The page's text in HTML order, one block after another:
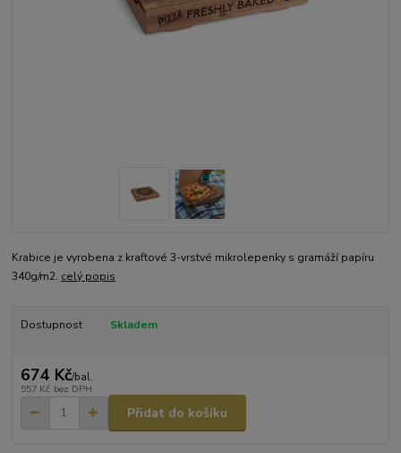
Krabice je vyrobena z kraftové 3-vrstvé mikrolepenky s gramáží papíru
340g/m2. celý popis
Dostupnost Skladem
674 Kč/bal.
557 Kč bez DPH
Přidat do košíku